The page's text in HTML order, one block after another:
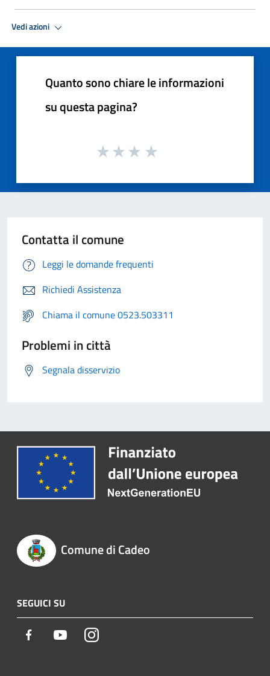
Vedi azioni
Quanto sono chiare le informazioni
su questa pagina?
Contatta il comune
Leggi le domande frequenti
Richiedi Assistenza
Chiama il comune 0523.503311
Problemi in città
Segnala disservizio
Comune di Cadeo
SEGUICI SU
Facebook YoutubeInstagram